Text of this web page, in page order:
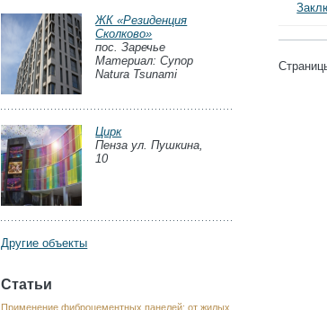
ЖК «Резиденция
Сколково»
пос. Заречье
Материал: Cynop
Natura Tsunami
Цирк
Пенза ул. Пушкина,
10
Другие объекты
Статьи
Применение фиброцементных панелей: от жилых